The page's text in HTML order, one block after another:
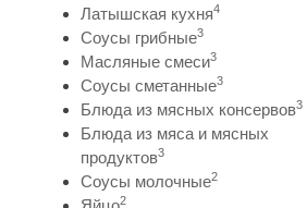
Латышская кухня4
Соусы грибные3
Масляные смеси3
Соусы сметанные3
Блюда из мясных консервов3
Блюда из мяса и мясных
продуктов3
Соусы молочные2
2